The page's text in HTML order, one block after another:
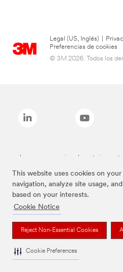
This website uses cookies on
navigation, analyze site usage,
based on your interests.
Cookie Notice
Reject Non-Essential Cookies
Cookie Preferences
Legal (US, Inglés)
Preferencias de cookies
© 3M 2026. Todos los
Las marcas mencionadas